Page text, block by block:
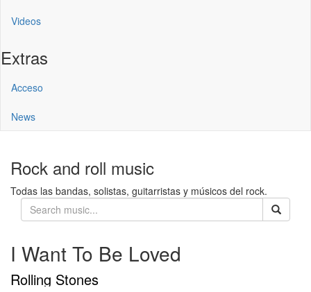
Videos
Extras
Acceso
News
Rock and roll music
Todas las bandas, solistas, guitarristas y músicos del rock.
I Want To Be Loved
Rolling Stones